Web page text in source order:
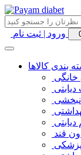
ورود | ثبت نام
بندی کالاها
قند
پزشکی